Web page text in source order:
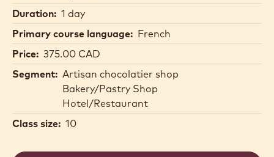
Duration: 1 day
Primary course language: French
Price: 375.00 CAD
Segment: Artisan chocolatier shop
Bakery/Pastry Shop
Hotel/Restaurant
Class size: 10